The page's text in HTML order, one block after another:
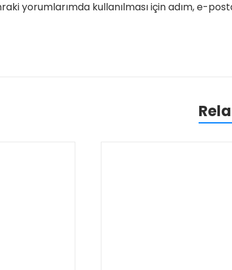
yorumlarımda kullanılması için adım, e-